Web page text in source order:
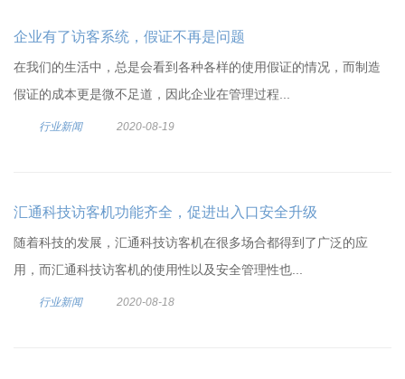
企业有了访客系统，假证不再是问题
在我们的生活中，总是会看到各种各样的使用假证的情况，而制造
假证的成本更是微不足道，因此企业在管理过程...
行业新闻 2020-08-19
汇通科技访客机功能齐全，促进出入口安全升级
随着科技的发展，汇通科技访客机在很多场合都得到了广泛的应
用，而汇通科技访客机的使用性以及安全管理性也...
行业新闻 2020-08-18